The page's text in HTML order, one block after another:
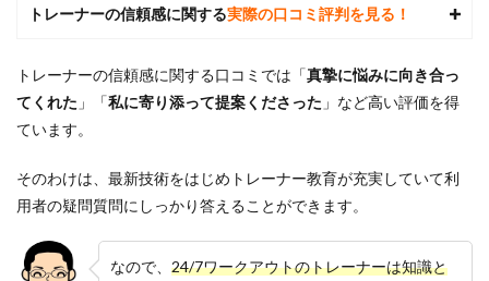
クア
バウ
ンド
せん
7.5
5.24/7
クア
ウト
トレーナーの信頼感に関する実際の口コミ評判を見る！
トレーナーの信頼感に関する口コミでは「真摯に悩みに向き合っ
てくれた 」「私に寄り添って提案くださった 」など高い評価を得
ています。
そのわけは、最新技術をはじめトレーナー教育が充実していて利
用者の疑問質問にしっかり答えることができます。
なので、 24/7ワークアウトのトレーナーは知識と